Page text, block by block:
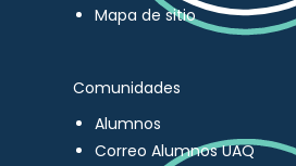
Mapa de sitio
Comunidades
Alumnos
Correo Alumnos UAQ